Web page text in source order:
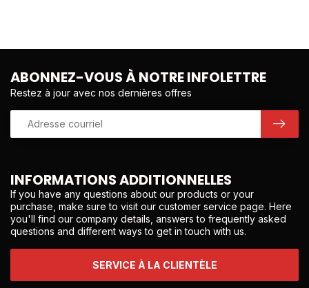
INFORMATIONS ADDITIONNELLES
If you have any questions about our products or your
purchase, make sure to visit our customer service page. Here
you'll find our company details, answers to frequently asked
questions and different ways to get in touch with us.
SERVICE À LA CLIENTÈLE
ABONNEZ-VOUS À NOTRE INFOLETTRE
Restez à jour avec nos dernières offres